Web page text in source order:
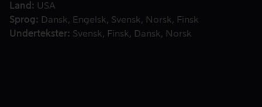
Land
USA
Sprog
Dansk Engelsk Svensk Norsk
Finsk
Undertekster
Svensk Finsk Dansk Norsk